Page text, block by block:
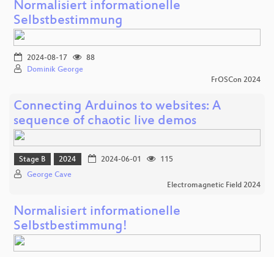
Normalisiert informationelle
Selbstbestimmung
2024-08-17
88
Dominik George
FrOSCon 2024
Connecting Arduinos to websites: A
sequence of chaotic live demos
Stage B 2024 2024-06-01
115
George Cave
Electromagnetic Field 2024
Normalisiert informationelle
Selbstbestimmung!